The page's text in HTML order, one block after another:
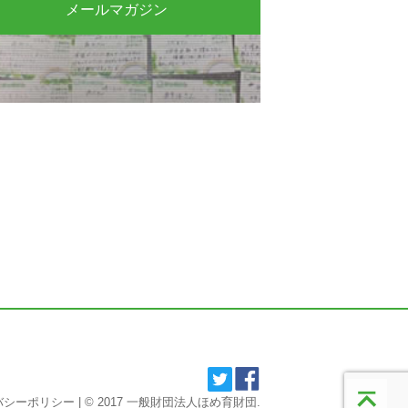
メールマガジン
シーポリシー | © 2017 一般財団法人ほめ育財団.